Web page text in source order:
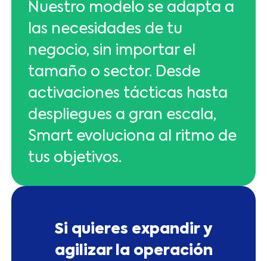
Nuestro modelo se adapta a
las necesidades de tu
negocio, sin importar el
tamaño o sector. Desde
activaciones tácticas hasta
despliegues a gran escala,
Smart evoluciona al ritmo de
tus objetivos.
Si quieres expandir y
agilizar la operación